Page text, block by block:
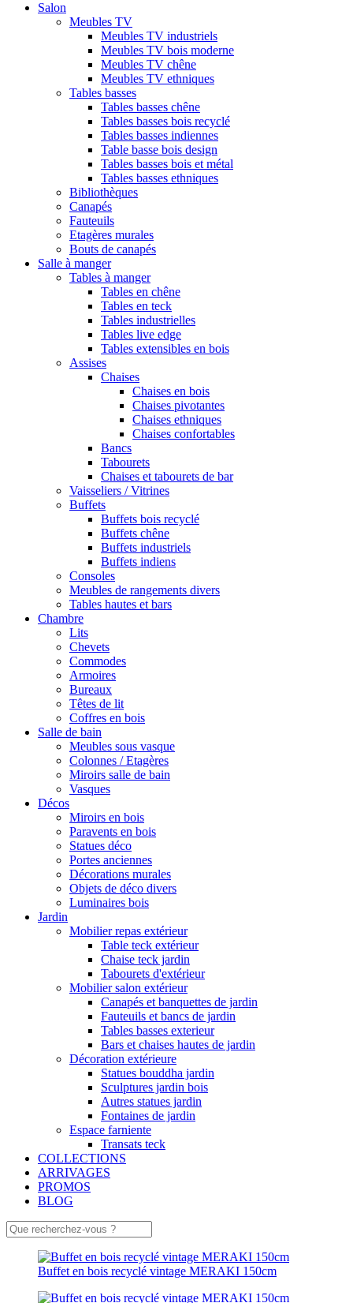
Salon
Meubles TV
Meubles TV industriels
Meubles TV bois moderne
Meubles TV chêne
Meubles TV ethniques
Tables basses
Tables basses chêne
Tables basses bois recyclé
Tables basses indiennes
Table basse bois design
Tables basses bois et métal
Tables basses ethniques
Bibliothèques
Canapés
Fauteuils
Etagères murales
Bouts de canapés
Salle à manger
Tables à manger
Tables en chêne
Tables en teck
Tables industrielles
Tables live edge
Tables extensibles en bois
Assises
Chaises
Chaises en bois
Chaises pivotantes
Chaises ethniques
Chaises confortables
Bancs
Tabourets
Chaises et tabourets de bar
Vaisseliers / Vitrines
Buffets
Buffets bois recyclé
Buffets chêne
Buffets industriels
Buffets indiens
Consoles
Meubles de rangements divers
Tables hautes et bars
Chambre
Lits
Chevets
Commodes
Armoires
Bureaux
Têtes de lit
Coffres en bois
Salle de bain
Meubles sous vasque
Colonnes / Etagères
Miroirs salle de bain
Vasques
Décos
Miroirs en bois
Paravents en bois
Statues déco
Portes anciennes
Décorations murales
Objets de déco divers
Luminaires bois
Jardin
Mobilier repas extérieur
Table teck extérieur
Chaise teck jardin
Tabourets d'extérieur
Mobilier salon extérieur
Canapés et banquettes de jardin
Fauteuils et bancs de jardin
Tables basses exterieur
Bars et chaises hautes de jardin
Décoration extérieure
Statues bouddha jardin
Sculptures jardin bois
Autres statues jardin
Fontaines de jardin
Espace farniente
Transats teck
COLLECTIONS
ARRIVAGES
PROMOS
BLOG
Buffet en bois recyclé vintage MERAKI 150cm